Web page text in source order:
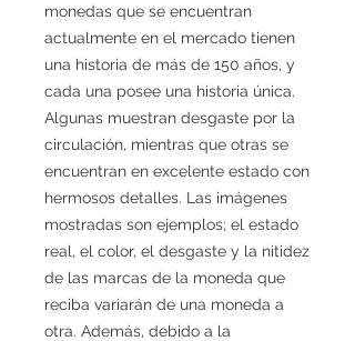
monedas que se encuentran
actualmente en el mercado tienen
una historia de más de 150 años, y
cada una posee una historia única.
Algunas muestran desgaste por la
circulación, mientras que otras se
encuentran en excelente estado con
hermosos detalles. Las imágenes
mostradas son ejemplos; el estado
real, el color, el desgaste y la nitidez
de las marcas de la moneda que
reciba variarán de una moneda a
otra. Además, debido a la